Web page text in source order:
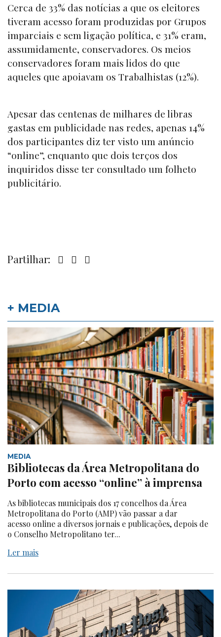
Cerca de 33% das notícias a que os eleitores
tiveram acesso foram produzidas por Grupos
imparciais e sem ligação política, e 31% eram,
assumidamente, conservadores. Os meios
conservadores foram mais lidos do que
aqueles que apoiavam os Trabalhistas (12%).
Apesar das centenas de milhares de libras
gastas em publicidade nas redes, apenas 14%
dos participantes diz ter visto um anúncio
“online”, enquanto que dois terços dos
inquiridos disse ter consultado um folheto
publicitário.
Partilhar:
+ MEDIA
MEDIA
Bibliotecas da Área Metropolitana do
Porto com acesso “online” à imprensa
As bibliotecas municipais dos 17 concelhos da Área
Metropolitana do Porto (AMP) vão passar a dar
acesso online a diversos jornais e publicações, depois de
o Conselho Metropolitano ter...
Ler mais